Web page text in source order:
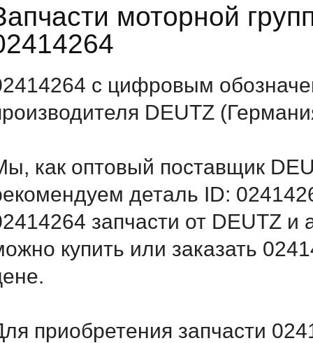
моторной
с цифровым
DEUTZ
как оптовый поставщик
деталь ID:
запчасти от DEUTZ и
купить или заказать
приобретения запчасти